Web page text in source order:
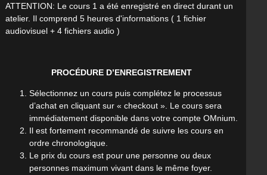
ATTENTION: Le cours 1 a été enregistré en direct durant un
atelier. Il comprend 5 heures d'informations ( 1 fichier
audiovisuel + 4 fichiers audio )
PROCÉDURE D’ENREGISTREMENT
Sélectionnez un cours puis complétez le processus
d’achat en cliquant sur « checkout ». Le cours sera
immédiatement disponible dans votre compte OMnium.
Il est fortement recommandé de suivre les cours en
ordre chronologique.
Le prix du cours est pour une personne ou deux
personnes maximum vivant dans le même foyer.